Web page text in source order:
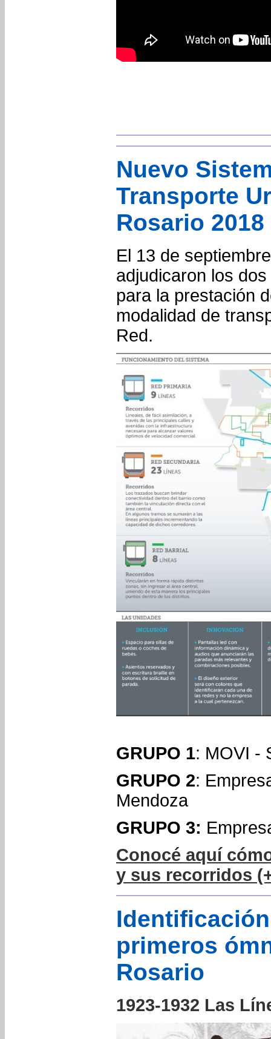
Nuevo
Transporte
Rosario 2018
El 13 de
adjudicaron los
para la prestación
modalidad de
Red.
GRUPO 1: MOVI -
GRUPO 2:
Mendoza
GRUPO 3:
Conocé aquí
y sus recorridos
primeros
Rosario
1923-1932 Las